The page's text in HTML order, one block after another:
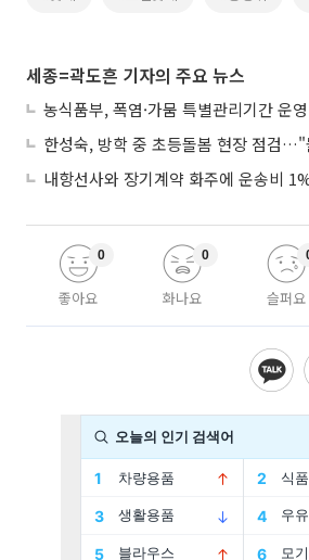
세종=곽도흔 기자의 주요 뉴스
내항선사와 장기계약 화주에 운송비
좋아요
0
화나요
0
슬퍼요